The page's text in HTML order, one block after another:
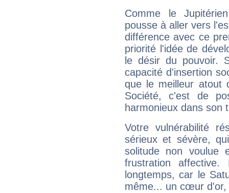
Comme le
pousse à aller vers
différence avec ce
priorité l'idée de
le désir du pouvoir.
capacité d'insertion
que le meilleur atout
Société, c'est de
harmonieux dans son
Votre vulnérabilité
sérieux et sévère,
solitude non voulue
frustration
longtemps, car le
même... un cœur d'or,